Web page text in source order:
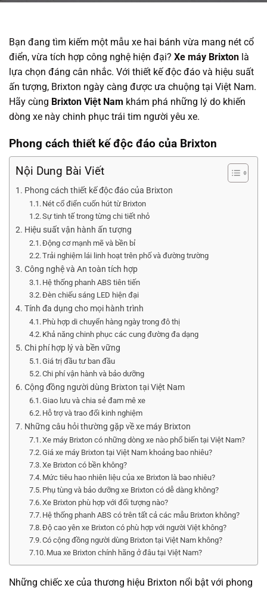
Bạn đang tìm kiếm một mẫu xe hai bánh vừa mang nét cổ
điển, vừa tích hợp công nghệ hiện đại? Xe máy Brixton là
lựa chọn đáng cân nhắc. Với thiết kế độc đáo và hiệu suất
ấn tượng, Brixton ngày càng được ưa chuộng tại Việt Nam.
Hãy cùng Brixton Việt Nam khám phá những lý do khiến
dòng xe này chinh phục trái tim người yêu xe.
Phong cách thiết kế độc đáo của Brixton
Nội Dung Bài Viết
Phong cách thiết kế độc đáo của Brixton
Nét cổ điển cuốn hút từ Brixton
Sự tinh tế trong từng chi tiết nhỏ
Hiệu suất vận hành ấn tượng
Động cơ mạnh mẽ và bền bỉ
Trải nghiệm lái linh hoạt trên phố và đường trường
Công nghệ và An toàn tích hợp
Hệ thống phanh ABS tiên tiến
Đèn chiếu sáng LED hiện đại
Tính đa dụng cho mọi hành trình
Phù hợp di chuyển hàng ngày trong đô thị
Khả năng chinh phục các cung đường đa dạng
Chi phí hợp lý và bền vững
Giá trị đầu tư ban đầu
Chi phí vận hành và bảo dưỡng
Cộng đồng người dùng Brixton tại Việt Nam
Giao lưu và chia sẻ đam mê xe
Hỗ trợ và trao đổi kinh nghiệm
Những câu hỏi thường gặp về xe máy Brixton
Xe máy Brixton có những dòng xe nào phổ biến tại Việt Nam?
Giá xe máy Brixton tại Việt Nam khoảng bao nhiêu?
Xe Brixton có bền không?
Mức tiêu hao nhiên liệu của xe Brixton là bao nhiêu?
Phụ tùng và bảo dưỡng xe Brixton có dễ dàng không?
Xe Brixton phù hợp với đối tượng nào?
Hệ thống phanh ABS có trên tất cả các mẫu Brixton không?
Độ cao yên xe Brixton có phù hợp với người Việt không?
Có cộng đồng người dùng Brixton tại Việt Nam không?
Mua xe Brixton chính hãng ở đâu tại Việt Nam?
Những chiếc xe của thương hiệu Brixton nổi bật với phong